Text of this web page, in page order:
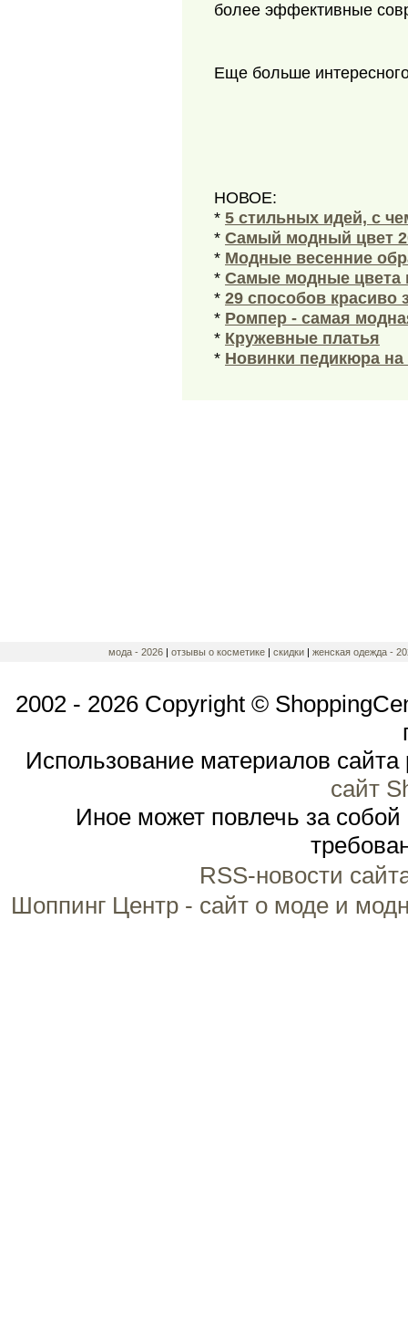
более эффективные
Еще больше
НОВОЕ:
* 5 стильных идей, с
* Самый модный цвет
* Модные весенние
* Самые модные цвета
* 29 способов красиво
* Ромпер - самая
* Кружевные платья
* Новинки педикюра
мода - 2026 | отзывы о косметике| скидки| женская одежда -
2002 - 2026 Copyright ©
Использование материалов
сайт
Иное может повлечь за
RSS-новости
Шоппинг Центр - сайт о моде и